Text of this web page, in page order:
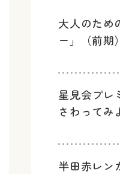
大人のため
ー」（前期）
星見会プレ
さわってみ
半田赤レン